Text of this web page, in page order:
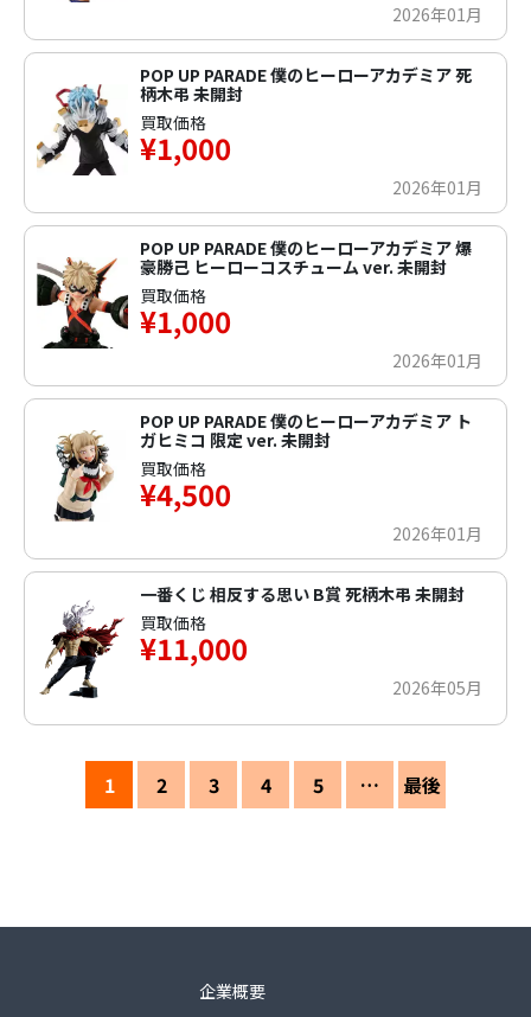
2026年01月
POP UP PARADE 僕のヒーローアカデミア 死
柄木弔 未開封
買取価格
¥1,000
2026年01月
POP UP PARADE 僕のヒーローアカデミア 爆
豪勝己 ヒーローコスチューム ver. 未開封
買取価格
¥1,000
2026年01月
POP UP PARADE 僕のヒーローアカデミア ト
ガヒミコ 限定 ver. 未開封
買取価格
¥4,500
2026年01月
一番くじ 相反する思い B賞 死柄木弔 未開封
買取価格
¥11,000
2026年05月
1 2 3 4 5 … 最後
企業概要